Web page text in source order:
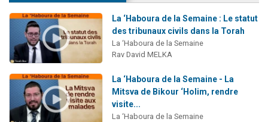
La ‘Haboura de la Semaine : Le statut
des tribunaux civils dans la Torah
La ‘Haboura de la Semaine
Rav David MELKA
La ‘Haboura de la Semaine - La
Mitsva de Bikour ‘Holim, rendre
visite...
La ‘Haboura de la Semaine